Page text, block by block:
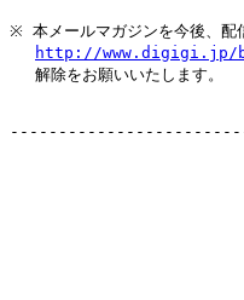
※ 本メールマガジンを今後、配
http://www.digigi.jp/
解除をお願いいたします。